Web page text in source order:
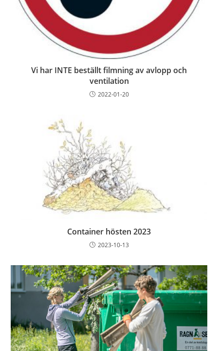
Vi har INTE beställt filmning av avlopp och
ventilation
2022-01-20
Container hösten 2023
2023-10-13